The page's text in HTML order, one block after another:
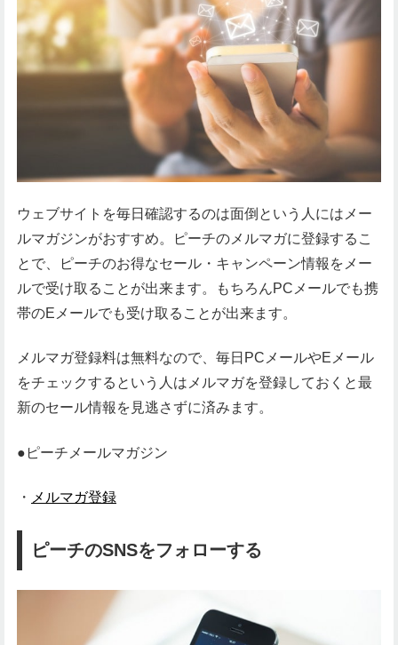
ウェブサイトを毎日確認するのは面倒という人にはメー
ルマガジンがおすすめ。ピーチのメルマガに登録するこ
とで、ピーチのお得なセール・キャンペーン情報をメー
ルで受け取ることが出来ます。もちろんPCメールでも携
帯のEメールでも受け取ることが出来ます。
メルマガ登録料は無料なので、毎日PCメールやEメール
をチェックするという人はメルマガを登録しておくと最
新のセール情報を見逃さずに済みます。
●ピーチメールマガジン
・ メルマガ登録
ピーチのSNSをフォローする